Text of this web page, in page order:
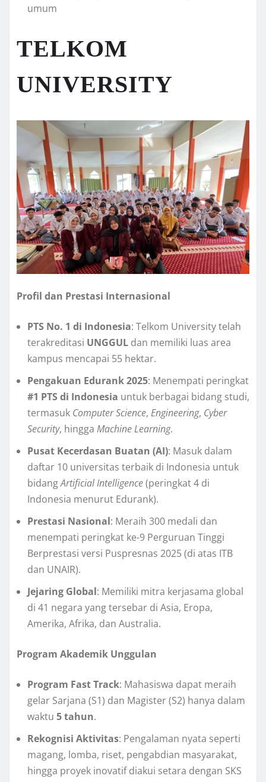
umum
TELKOM
UNIVERSITY
Profil dan Prestasi Internasional
PTS No. 1 di Indonesia: Telkom University telah
terakreditasi UNGGUL dan memiliki luas area
kampus mencapai 55 hektar.
Pengakuan Edurank 2025: Menempati peringkat
#1 PTS di Indonesia untuk berbagai bidang studi,
termasuk Computer Science, Engineering, Cyber
Security, hingga Machine Learning.
Pusat Kecerdasan Buatan (AI): Masuk dalam
daftar 10 universitas terbaik di Indonesia untuk
bidangArtificial Intelligence(peringkat 4 di
Indonesia menurut Edurank).
Prestasi Nasional: Meraih 300 medali dan
menempati peringkat ke-9 Perguruan Tinggi
Berprestasi versi Puspresnas 2025 (di atas ITB
dan UNAIR).
Jejaring Global: Memiliki mitra kerjasama global
di 41 negara yang tersebar di Asia, Eropa,
Amerika, Afrika, dan Australia.
Program Akademik Unggulan
Program Fast Track: Mahasiswa dapat meraih
gelar Sarjana (S1) dan Magister (S2) hanya dalam
waktu 5 tahun.
Rekognisi Aktivitas: Pengalaman nyata seperti
magang, lomba, riset, pengabdian masyarakat,
hingga proyek inovatif diakui setara dengan SKS